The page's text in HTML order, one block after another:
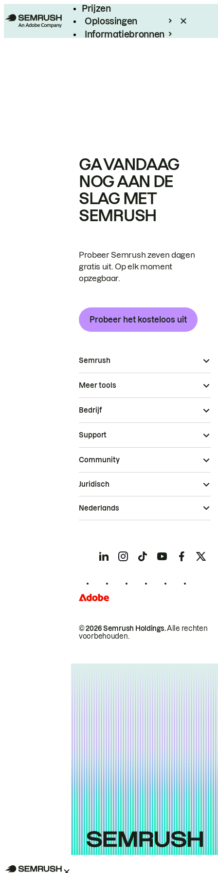
Prijzen
Oplossingen
Informatiebronnen
GA VANDAAG
NOG AAN DE
SLAG MET
SEMRUSH
Probeer Semrush zeven dagen
gratis uit. Op elk moment
opzegbaar.
Probeer het kosteloos uit
Semrush
Meer tools
Bedrijf
Support
Community
© 2026 Semrush Holdings.Alle rechten
voorbehouden.
Juridisch
Nederlands